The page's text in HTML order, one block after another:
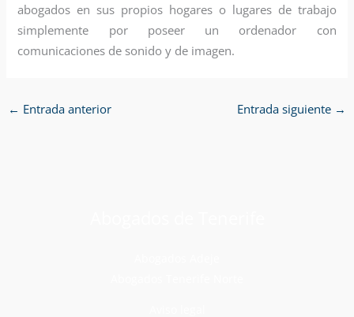
abogados en sus propios hogares o lugares de trabajo
simplemente por poseer un ordenador con
comunicaciones de sonido y de imagen.
← Entrada anterior Entrada siguiente →